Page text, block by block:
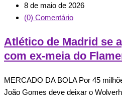
8 de maio de 2026
(0) Comentário
Atlético de Madrid se
com ex-meia do
MERCADO DA BOLA Por 45
João Gomes deve deixar o